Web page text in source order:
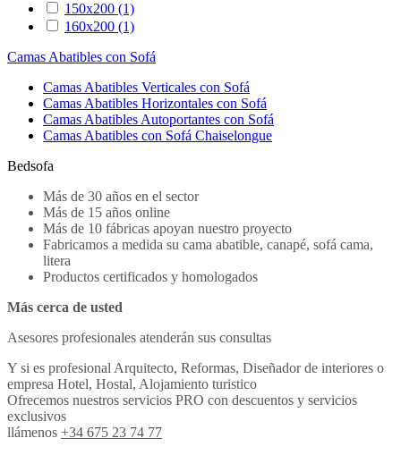
150x200 (1)
160x200 (1)
Camas Abatibles con Sofá
Camas Abatibles Verticales con Sofá
Camas Abatibles Horizontales con Sofá
Camas Abatibles Autoportantes con Sofá
Camas Abatibles con Sofá Chaiselongue
Bedsofa
Más de 30 años en el sector
Más de 15 años online
Más de 10 fábricas apoyan nuestro proyecto
Fabricamos a medida su cama abatible, canapé, sofá cama,
litera
Productos certificados y homologados
Más cerca de usted
Asesores profesionales atenderán sus consultas
Y si es profesional Arquitecto, Reformas, Diseñador de interiores o
empresa Hotel, Hostal, Alojamiento turistico
Ofrecemos nuestros servicios PRO con descuentos y servicios
exclusivos
llámenos +34 675 23 74 77